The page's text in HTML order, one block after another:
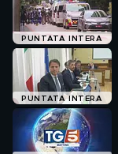
PUNTATA INTERA
PUNTATA INTERA